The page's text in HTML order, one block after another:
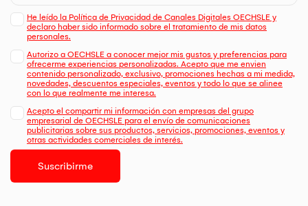
He leído la Política de Privacidad de Canales Digitales OECHSLE y
declaro haber sido informado sobre el tratamiento de mis datos
personales.
Autorizo a OECHSLE a conocer mejor mis gustos y preferencias para
ofrecerme experiencias personalizadas. Acepto que me envien
contenido personalizado, exclusivo, promociones hechas a mi medida,
novedades, descuentos especiales, eventos y todo lo que se alinee
con lo que realmente me interesa.
Acepto el compartir mi información con empresas del grupo
empresarial de OECHSLE para el envío de comunicaciones
publicitarias sobre sus productos, servicios, promociones, eventos y
otras actividades comerciales de interés.
Suscribirme